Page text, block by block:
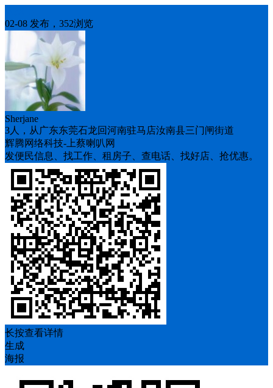
02-08 发布，352浏览
Sherjane
3人，从广东东莞石龙回河南驻马店汝南县三门闸街道
辉腾网络科技-上蔡喇叭网
发便民信息、找工作、租房子、查电话、找好店、抢优惠。
长按查看详情
生成
海报